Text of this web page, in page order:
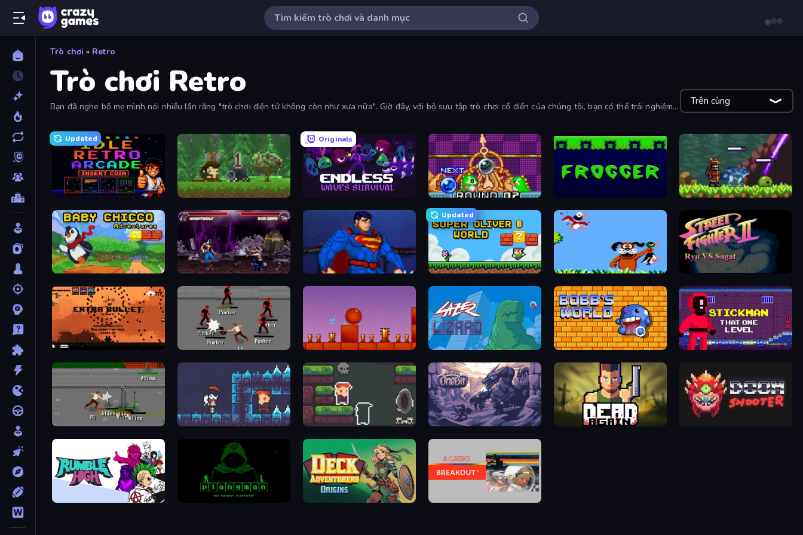
Trò chơi » Retro
Trò chơi Retro
Bạn đã nghe bố mẹ mình nói nhiều lần rằng "trò chơi điện tử không còn như xưa nữa". Giờ đây, với bộ sưu tập trò chơi cổ điển của chúng tôi, bạn có thể trải nghiệm
Trên cùng
Updated
Idle Retro Arcade Aground
Originals
Endless Waves Survival Puzzle Bobble Monster Sanctuary
Baby Chicco Adventures Mortal Kombat Karnage Injustice Gods Among Us
Updated
Super Oliver World Duck Hunt Street Fighter 2
10 More Bullets Royal City Clashers 2 Bounce Return Laser Lizard Bobb's World Stickman That One Level
Royal City Clashers 3 A Grim Granny A Grim Love Tale OneBit Adventure Dead Again
Plangman Deck Adventurers - Origins